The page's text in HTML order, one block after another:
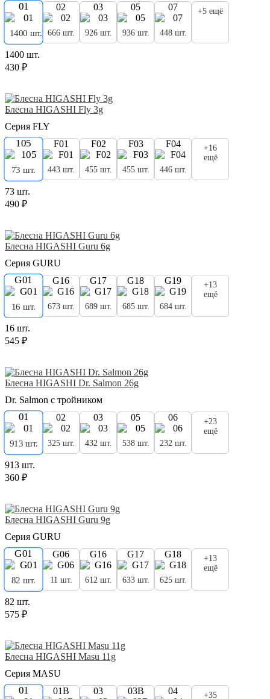
01
1400 шт.
02
666 шт.
03
926 шт.
05
936 шт.
07
448 шт.
+5 ещё
1400 шт.
430 ₽
Блесна HIGASHI Fly 3g
Серия FLY
105
73 шт.
F01
443 шт.
F02
455 шт.
F03
455 шт.
F04
446 шт.
+16
ещё
73 шт.
490 ₽
Блесна HIGASHI Guru 6g
Серия GURU
G01
16 шт.
G16
673 шт.
G17
689 шт.
G18
685 шт.
G19
684 шт.
+13
ещё
16 шт.
545 ₽
Блесна HIGASHI Dr. Salmon 26g
Dr. Salmon с тройником
01
913 шт.
02
325 шт.
03
432 шт.
05
538 шт.
06
232 шт.
+23
ещё
913 шт.
360 ₽
Блесна HIGASHI Guru 9g
Серия GURU
G01
82 шт.
G06
11 шт.
G16
612 шт.
G17
633 шт.
G18
625 шт.
+13
ещё
82 шт.
575 ₽
Блесна HIGASHI Masu 11g
Серия MASU
01 01B 03 03B 04 +35